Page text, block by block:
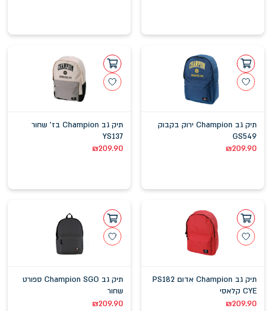
תיק גב Champion ירוק בקבוק
GS549
₪209.90
תיק גב Champion בז' שחור
YS137
₪209.90
תיק גב Champion אדום PS182
CYE קלאסי
₪209.90
תיק גב Champion SGO ספורט
שחור
₪209.90